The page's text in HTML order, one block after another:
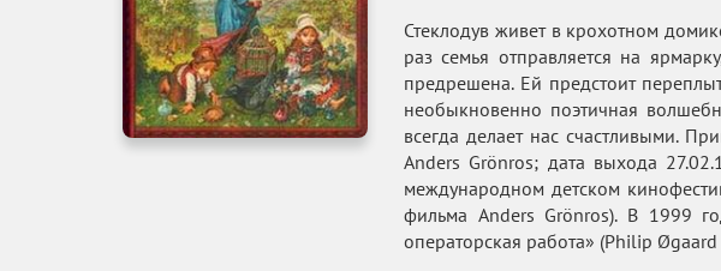
Стеклодув живет в крохотном
раз семья отправляется на
предрешена. Ей предстоит
необыкновенно поэтичная
всегда делает нас счастливыми.
Anders Grönros; дата выхода
международном детском
фильма Anders Grönros). В 1999
операторская работа» (Philip